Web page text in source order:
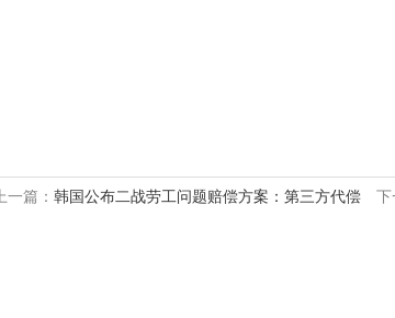
一篇： 韩国公布二战劳工问题赔偿方案：第三方代偿 下